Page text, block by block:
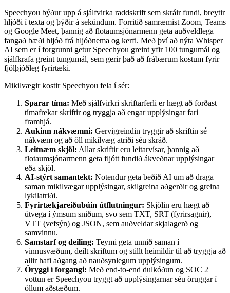
Speechyou býður upp á sjálfvirka raddskrift sem skráir fundi, breytir
hljóði í texta og þýðir á sekúndum. Forritið samræmist Zoom, Teams
og Google Meet, þannig að flotaumsjónarmenn geta auðveldlega
fangað bæði hljóð frá hljóðnema og kerfi. Með því að nýta Whisper
AI sem er í forgrunni getur Speechyou greint yfir 100 tungumál og
sjálfkrafa greint tungumál, sem gerir það að frábærum kostum fyrir
fjölþjóðleg fyrirtæki.
Mikilvægir kostir Speechyou fela í sér:
Sparar tíma: Með sjálfvirkri skriftarferli er hægt að forðast
tímafrekar skriftir og tryggja að engar upplýsingar fari
framhjá.
Aukinn nákvæmni: Gervigreindin tryggir að skriftin sé
nákvæm og að öll mikilvæg atriði séu skráð.
Leitnæm skjöl: Allar skriftir eru leitarvísar, þannig að
flotaumsjónarmenn geta fljótt fundið ákveðnar upplýsingar
eða skjöl.
AI-stýrt samantekt: Notendur geta beðið AI um að draga
saman mikilvægar upplýsingar, skilgreina aðgerðir og greina
lykilatriði.
Fyrirtækjareiðubúin útflutningur: Skjölin eru hægt að
útvega í ýmsum sniðum, svo sem TXT, SRT (fyrirsagnir),
VTT (vefsýn) og JSON, sem auðveldar skjalagerð og
samvinnu.
Samstarf og deiling: Teymi geta unnið saman í
vinnusvæðum, deilt skriftum og stillt heimildir til að tryggja að
allir hafi aðgang að nauðsynlegum upplýsingum.
Öryggi í forgangi: Með end-to-end dulkóðun og SOC 2
vottun er Speechyou tryggt að upplýsingarnar séu öruggar í
öllum aðstæðum.